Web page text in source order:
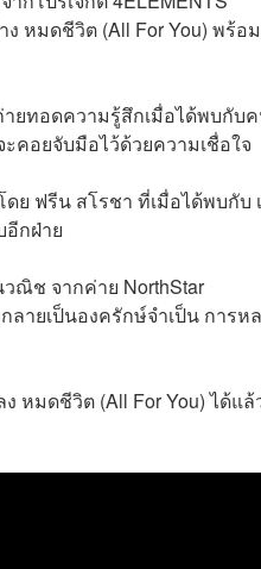
หมดชีวิต (All For You) พร้อ
ายทอดความรู้สึกเมื่อได้พบกับ
คอยจับมือไว้ด้วยความเชื่อใจ
ฟรีน สโรชา ที่เมื่อได้พบกับ
กฝ่าย
วณิช จากค่าย NorthStar
ลายเป็นองครักษ์จำเป็น การห
หมดชีวิต (All For You) ได้แ